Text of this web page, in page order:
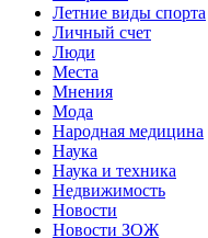
Летние виды спорта
Личный счет
Люди
Места
Мнения
Мода
Народная медицина
Наука
Наука и техника
Недвижимость
Новости
Новости ЗОЖ